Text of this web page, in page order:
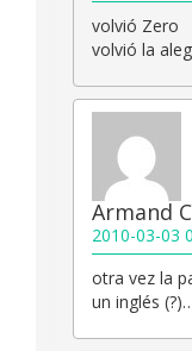
volvió Zero
volvió la
Armand
2010-03-03
otra vez la
un inglés